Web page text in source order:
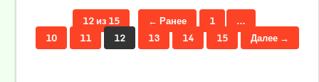
12 из 15 ← Ранее 1
…
10
11 12 13 14 15 Далее →